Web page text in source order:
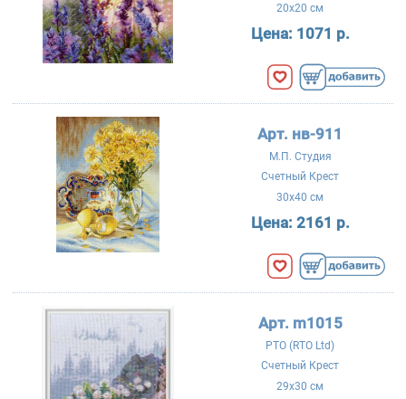
20x20 см
Цена: 1071 р.
Арт. нв-911
М.П. Студия
Счетный Крест
30x40 см
Цена: 2161 р.
Арт. m1015
РТО (RTO Ltd)
Счетный Крест
29x30 см